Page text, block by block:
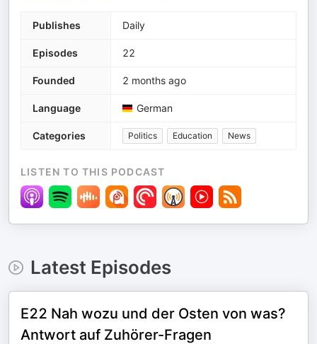
Publishes Daily
Episodes 22
Founded 2 months ago
Language German
Categories Politics Education News
LISTEN TO THIS PODCAST
Latest Episodes
E22 Nah wozu und der Osten von was?
Antwort auf Zuhörer-Fragen